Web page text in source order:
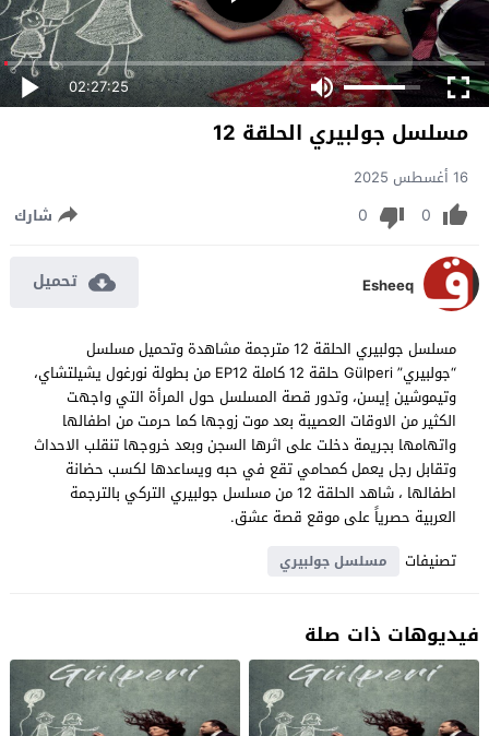
02:27:25
مسلسل جولبيري الحلقة 12
16 أغسطس 2025
0
0 شارك
Esheeq تحميل
مسلسل جولبيري الحلقة 12 مترجمة مشاهدة وتحميل مسلسل
“جولبيري” Gülperi حلقة 12 كاملة EP12 من بطولة نورغول يشيلتشاي،
وتيموشين إيسن، وتدور قصة المسلسل حول المرأة التي واجهت
الكثير من الاوقات العصيبة بعد موت زوجها كما حرمت من اطفالها
واتهامها بجريمة دخلت على اثرها السجن وبعد خروجها تنقلب الاحداث
وتقابل رجل يعمل كمحامي تقع في حبه ويساعدها لكسب حضانة
اطفالها ، شاهد الحلقة 12 من مسلسل جولبيري التركي بالترجمة
العربية حصرياً على موقع قصة عشق.
تصنيفات
مسلسل جولبيري
فيديوهات ذات صلة